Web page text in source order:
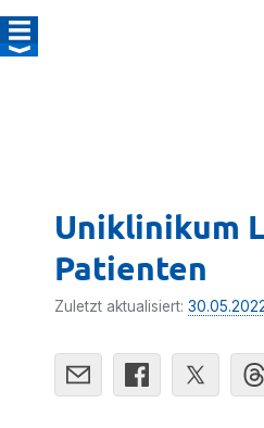
Uniklinikum
Patienten
Zuletzt aktualisiert: